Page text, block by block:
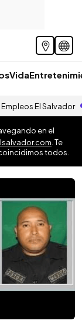
Vida
Empleos El Salvador
en el
. Te
todos.